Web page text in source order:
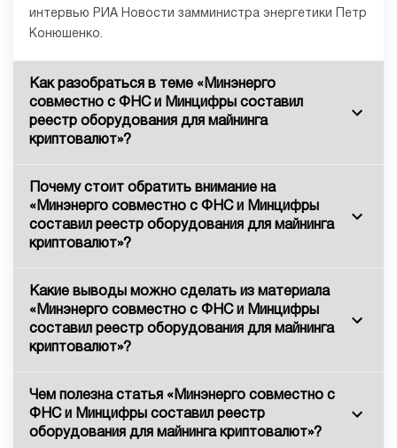
интервью РИА Новости замминистра энергетики Петр
Конюшенко.
Как разобраться в теме «Минэнерго
совместно с ФНС и Минцифры составил
реестр оборудования для майнинга
криптовалют»?
Почему стоит обратить внимание на
«Минэнерго совместно с ФНС и Минцифры
составил реестр оборудования для майнинга
криптовалют»?
Какие выводы можно сделать из материала
«Минэнерго совместно с ФНС и Минцифры
составил реестр оборудования для майнинга
криптовалют»?
Чем полезна статья «Минэнерго совместно с
ФНС и Минцифры составил реестр
оборудования для майнинга криптовалют»?